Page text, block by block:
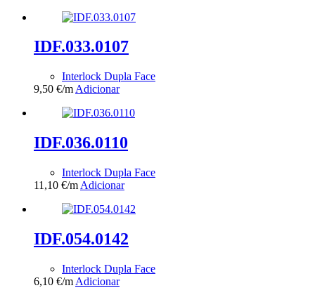
IDF.033.0107
Interlock Dupla Face
9,50 €/m Adicionar
IDF.036.0110
Interlock Dupla Face
11,10 €/m Adicionar
IDF.054.0142
Interlock Dupla Face
6,10 €/m Adicionar